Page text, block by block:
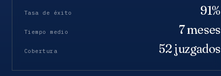
Tasa de éxito 91%
Tiempo medio 7 meses
Cobertura 52 juzgados